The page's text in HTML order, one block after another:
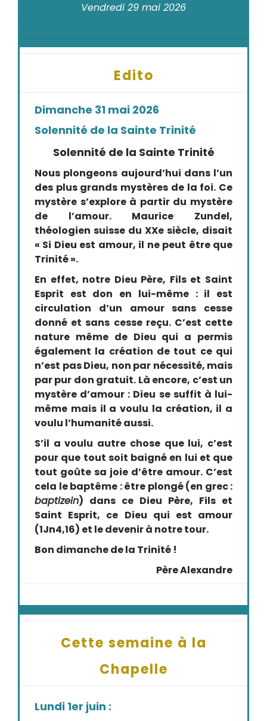
Vendredi 29 mai 2026
Edito
Dimanche 31 mai 2026
Solennité de la Sainte Trinité
Solennité de la Sainte Trinité
Nous plongeons aujourd’hui dans l’un
des plus grands mystères de la foi. Ce
mystère s’explore à partir du mystère
de l’amour. Maurice Zundel,
théologien suisse du XXe siècle, disait
« Si Dieu est amour, il ne peut être que
Trinité ».
En effet, notre Dieu Père, Fils et Saint
Esprit est don en lui-même : il est
circulation d’un amour sans cesse
donné et sans cesse reçu. C’est cette
nature même de Dieu qui a permis
également la création de tout ce qui
n’est pas Dieu, non par nécessité, mais
par pur don gratuit. Là encore, c’est un
mystère d’amour : Dieu se suffit à lui-
même mais il a voulu la création, il a
voulu l’humanité aussi.
S’il a voulu autre chose que lui, c’est
pour que tout soit baigné en lui et que
tout goûte sa joie d’être amour. C’est
cela le baptême : être plongé (en grec :
baptizein) dans ce Dieu Père, Fils et
Saint Esprit, ce Dieu qui est amour
(1Jn4,16) et le devenir à notre tour.
Bon dimanche de la Trinité !
Père Alexandre
Cette semaine à la
Chapelle
Lundi 1er juin :